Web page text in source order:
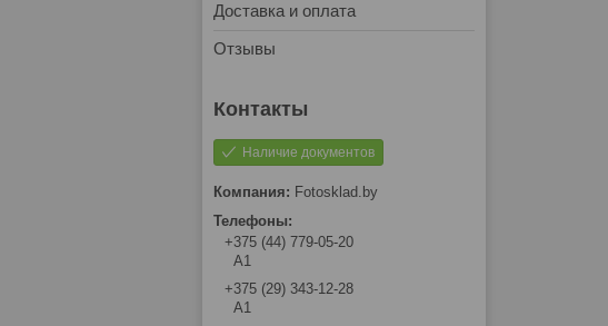
Доставка и оплата
Отзывы
Наличие документов
Fotosklad.by
+375 (44) 779-05-20
А1
+375 (29) 343-12-28
А1